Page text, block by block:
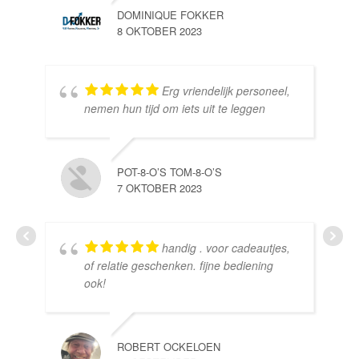
DOMINIQUE FOKKER
8 OKTOBER 2023
Erg vriendelijk personeel,
nemen hun tijd om iets uit te leggen
POT-8-O’S TOM-8-O’S
7 OKTOBER 2023
handig . voor cadeautjes,
of relatie geschenken. fijne bediening
ook!
ROBERT OCKELOEN